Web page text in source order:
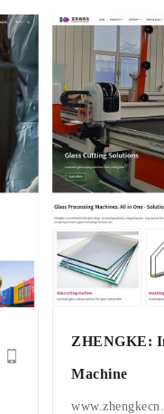
ZHENGKE:
Machine